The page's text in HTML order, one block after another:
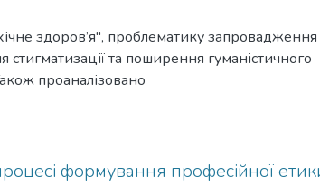
здоров’я", проблематику
та поширення гуманістичного
проаналізовано
біологічних, соціальних і
формування професійної